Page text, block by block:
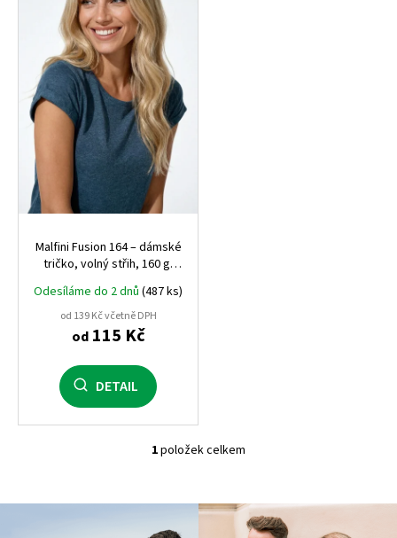
ů
Malfini Fusion 164 – dámské
tričko, volný střih, 160 g,
Odesíláme do 2 dnů (487 ks)
od 139 Kč včetně DPH
od115 Kč
DETAIL
O
l
á
1položek celkem